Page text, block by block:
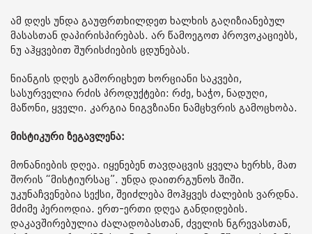
ამ დღეს უნდა გაუფრთხილდეთ ხალხის გაღიზიანებულ
მასასთან დაპირისპირებას. არ წამოეგოთ პროვოკაციებს,
ნუ აჰყვებით შურისძიების ცდუნებას.
ნიანგის დღეს გამორიცხეთ ხორციანი საკვები,
სასურველია რძის პროდუქტები: რძე, ხაჭო, ნადუღი,
მაწონი, ყველი. კარგია ნიგვზიანი ნამცხვრის გამოცხობა.
მისტიკური ზეგავლენა:
მონანიების დღეა. იყენებენ თავდაცვის ყველა ხერხს, მათ
შორის “მისტიურსაც”. უნდა დაითრგუნოს შიში.
უკუნაჩვენებია სექსი, შეიძლება მოჰყვეს ძალების ვარდნა.
მძიმე პერიოდია. ერთ-ერთი დღეა განდიდების.
დაკავშირებულია ძალადობასთან, ძველის ნგრევასთან,